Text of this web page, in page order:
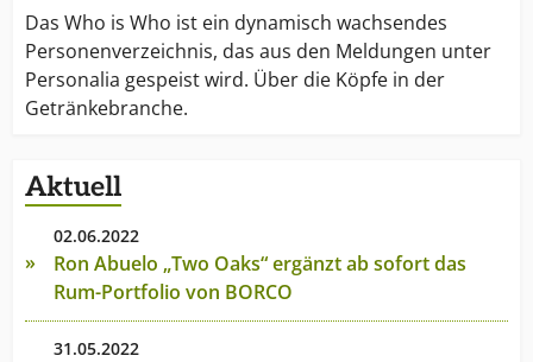
Das Who is Who ist ein dynamisch wachsendes
Personenverzeichnis, das aus den Meldungen unter
Personalia gespeist wird. Über die Köpfe in der
Getränkebranche.
Aktuell
02.06.2022
Ron Abuelo „Two Oaks“ ergänzt ab sofort das
Rum-Portfolio von BORCO
31.05.2022